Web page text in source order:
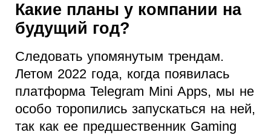
Какие планы у компании на
будущий год?
Следовать упомянутым трендам.
Летом 2022 года, когда появилась
платформа Telegram Mini Apps, мы не
особо торопились запускаться на ней,
так как ее предшественник Gaming